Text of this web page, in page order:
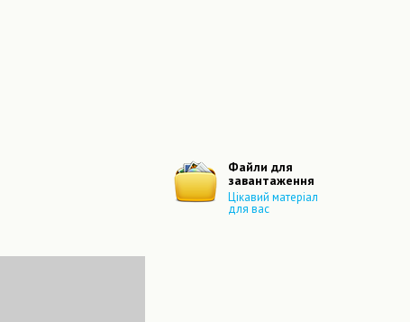
Файли для
завантаження
Цікавий матеріал
для вас